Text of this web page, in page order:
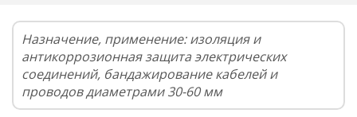
Назначение, применение: изоляция и
антикоррозионная защита электрических
соединений, бандажирование кабелей и
проводов диаметрами 30-60 мм